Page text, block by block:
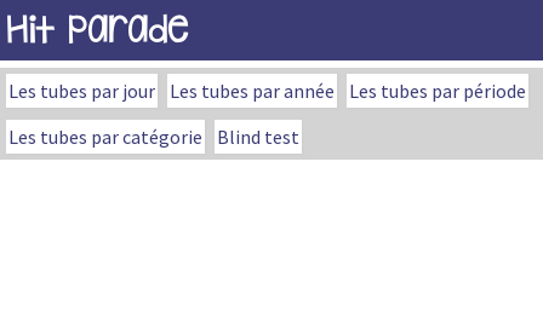
Hit Parade
Les tubes par jour Les tubes par année
Les tubes par période
Les tubes par catégorie
Blind test